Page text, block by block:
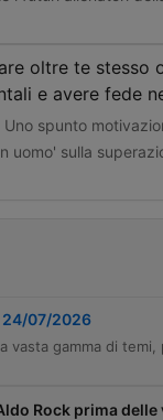
oltre te stesso
e avere fede
Uno spunto
uomo' sulla
24/07/2026
Rock prima delle